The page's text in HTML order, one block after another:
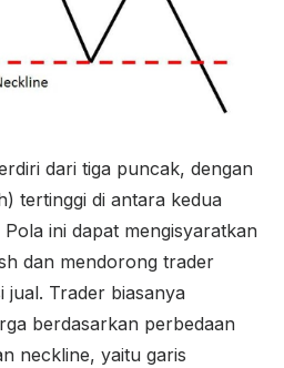
dari tiga puncak, dengan
tertinggi di antara kedua
ini dapat mengisyaratkan
dan mendorong trader
jual. Trader biasanya
berdasarkan perbedaan
neckline, yaitu garis